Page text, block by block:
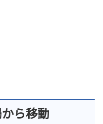
ら移動